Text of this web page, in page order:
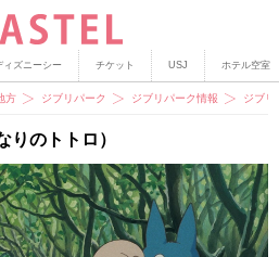
ィズニーシー チケット USJ ホテル空室
方 ジブリパーク ジブリパーク情報 ジブリ
りのトトロ）